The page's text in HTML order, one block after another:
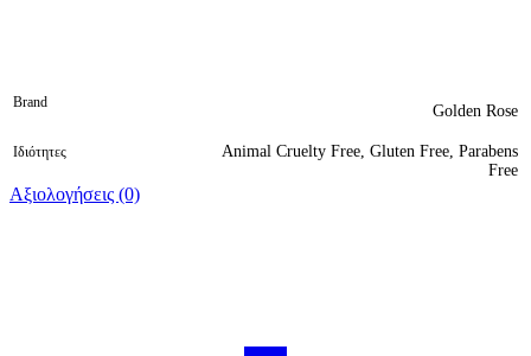
Brand Golden Rose
Ιδιότητες
Animal Cruelty Free, Gluten Free, Parabens
Free
Αξιολογήσεις (0)